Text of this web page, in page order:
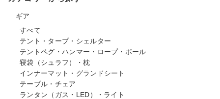
ギア
すべて
テント・タープ・シェルター
テントペグ・ハンマー・ロープ・ポール
寝袋（シュラフ）・枕
インナーマット・グランドシート
テーブル・チェア
ランタン（ガス・LED）・ライト